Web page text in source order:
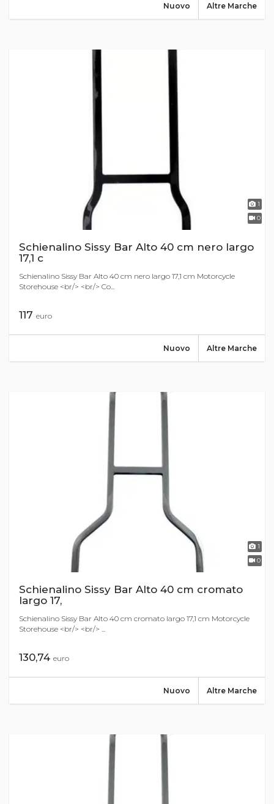
Altre Marche
Nuovo
1
0
Schienalino Sissy Bar Alto 40 cm nero largo
17,1 c
Schienalino Sissy Bar Alto 40 cm nero largo 17,1 cm Motorcycle
Storehouse <br/> <br/> Co...
117 euro
Altre Marche
Nuovo
1
0
Schienalino Sissy Bar Alto 40 cm cromato
largo 17,
Schienalino Sissy Bar Alto 40 cm cromato largo 17,1 cm Motorcycle
Storehouse <br/> <br/> ...
130,74 euro
Altre Marche
Nuovo